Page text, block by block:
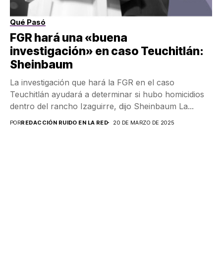
Qué Pasó
FGR hará una «buena
investigación» en caso Teuchitlán:
Sheinbaum
La investigación que hará la FGR en el caso
Teuchitlán ayudará a determinar si hubo homicidios
dentro del rancho Izaguirre, dijo Sheinbaum La...
PORREDACCIÓN RUIDO EN LA RED 20 DE MARZO DE 2025